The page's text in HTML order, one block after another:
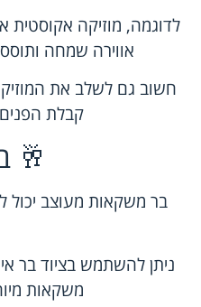
לדוגמה, מוזיקה אקוסטית
אווירה שמחה
חשוב גם לשלב את
קבלת
🥂
בר משקאות מעוצב יכול
ניתן להשתמש בציוד בר
משקאות